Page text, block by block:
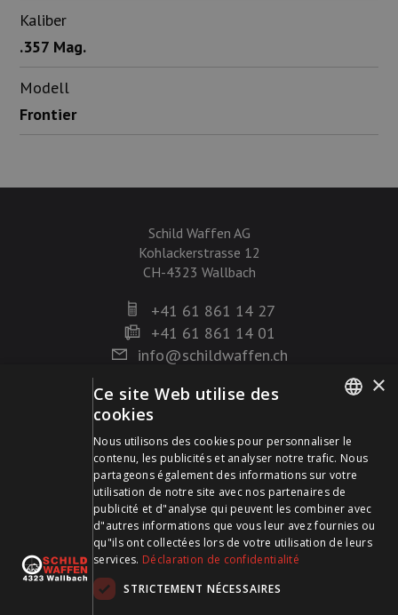
Kaliber
.357 Mag.
Modell
Frontier
Schild Waffen AG
Kohlackerstrasse 12
CH-4323 Wallbach
+41 61 861 14 27
+41 61 861 14 01
info@schildwaffen.ch
Mode de paiement
Visitez-nous sur les médias sociaux et restez à jour !
FRENCH
×
Ce site Web utilise des
cookies
Nous utilisons des cookies pour personnaliser le
contenu, les publicités et analyser notre trafic. Nous
partageons également des informations sur votre
utilisation de notre site avec nos partenaires de
publicité et d"analyse qui peuvent les combiner avec
d"autres informations que vous leur avez fournies ou
qu"ils ont collectées lors de votre utilisation de leurs
services. Déclaration de confidentialité
STRICTEMENT NÉCESSAIRES